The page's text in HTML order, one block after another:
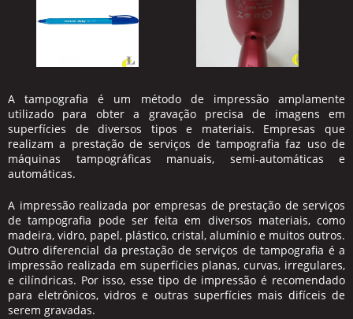
A tampografia é um método de impressão amplamente
utilizado para obter a gravação precisa de imagens em
superfícies de diversos tipos e materiais. Empresas que
realizam a prestação de serviços de tampografia faz uso de
máquinas tampográficas manuais, semi-automáticas e
automáticas.
A impressão realizada por empresas de prestação de serviços
de tampografia pode ser feita em diversos materiais, como
madeira, vidro, papel, plástico, cristal, alumínio e muitos outros.
Outro diferencial da prestação de serviços de tampografia é a
impressão realizada em superfícies planas, curvas, irregulares,
e cilíndricas. Por isso, esse tipo de impressão é recomendado
para eletrônicos, vidros e outras superfícies mais difíceis de
serem gravadas.